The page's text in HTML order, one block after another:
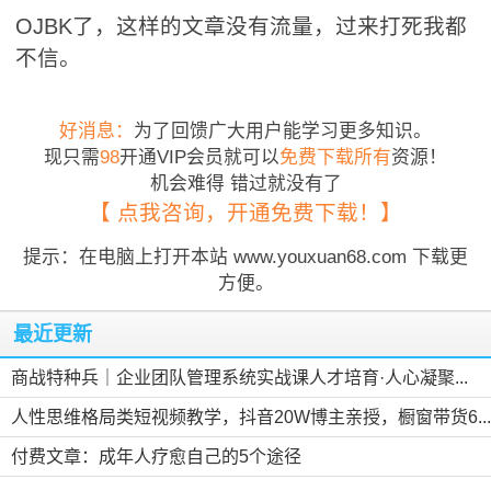
OJBK了，这样的文章没有流量，过来打死我都
不信。
好消息： 为了回馈广大用户能学习更多知识。
现只需98开通VIP会员就可以免费下载所有资源！
机会难得 错过就没有了
【 点我咨询，开通免费下载！】
提示：在电脑上打开本站 www.youxuan68.com 下载更
方便。
最近更新
商战特种兵｜企业团队管理系统实战课人才培育·人心凝聚...
人性思维格局类短视频教学，抖音20W博主亲授，橱窗带货6...
付费文章：成年人疗愈自己的5个途径